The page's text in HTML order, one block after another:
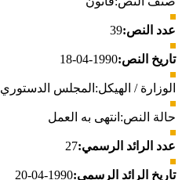
عدد النص:39
تاريخ النص:1990-04-18
الوزارة / الهيكل: المجلس الدستوري
حالة النص: انتهى به العمل
عدد الرائد الرسمي:27
تاريخ الرائد الرسمي:1990-04-20